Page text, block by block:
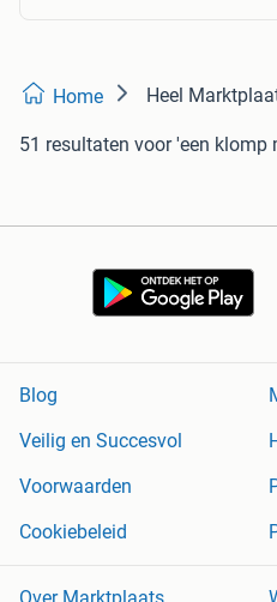
Home Heel
51 resultaten voor 'een klomp
Blog
Veilig en Succesvol
Voorwaarden
Cookiebeleid